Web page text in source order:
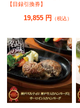
【目録引換券】
19,855 円 （税込）